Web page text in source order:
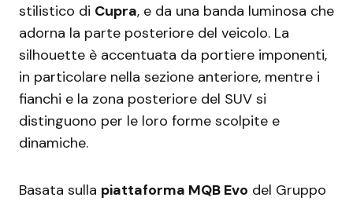
stilistico di Cupra, e da una banda luminosa che
adorna la parte posteriore del veicolo. La
silhouette è accentuata da portiere imponenti,
in particolare nella sezione anteriore, mentre i
fianchi e la zona posteriore del SUV si
distinguono per le loro forme scolpite e
dinamiche.
Basata sulla piattaforma MQB Evo del Gruppo